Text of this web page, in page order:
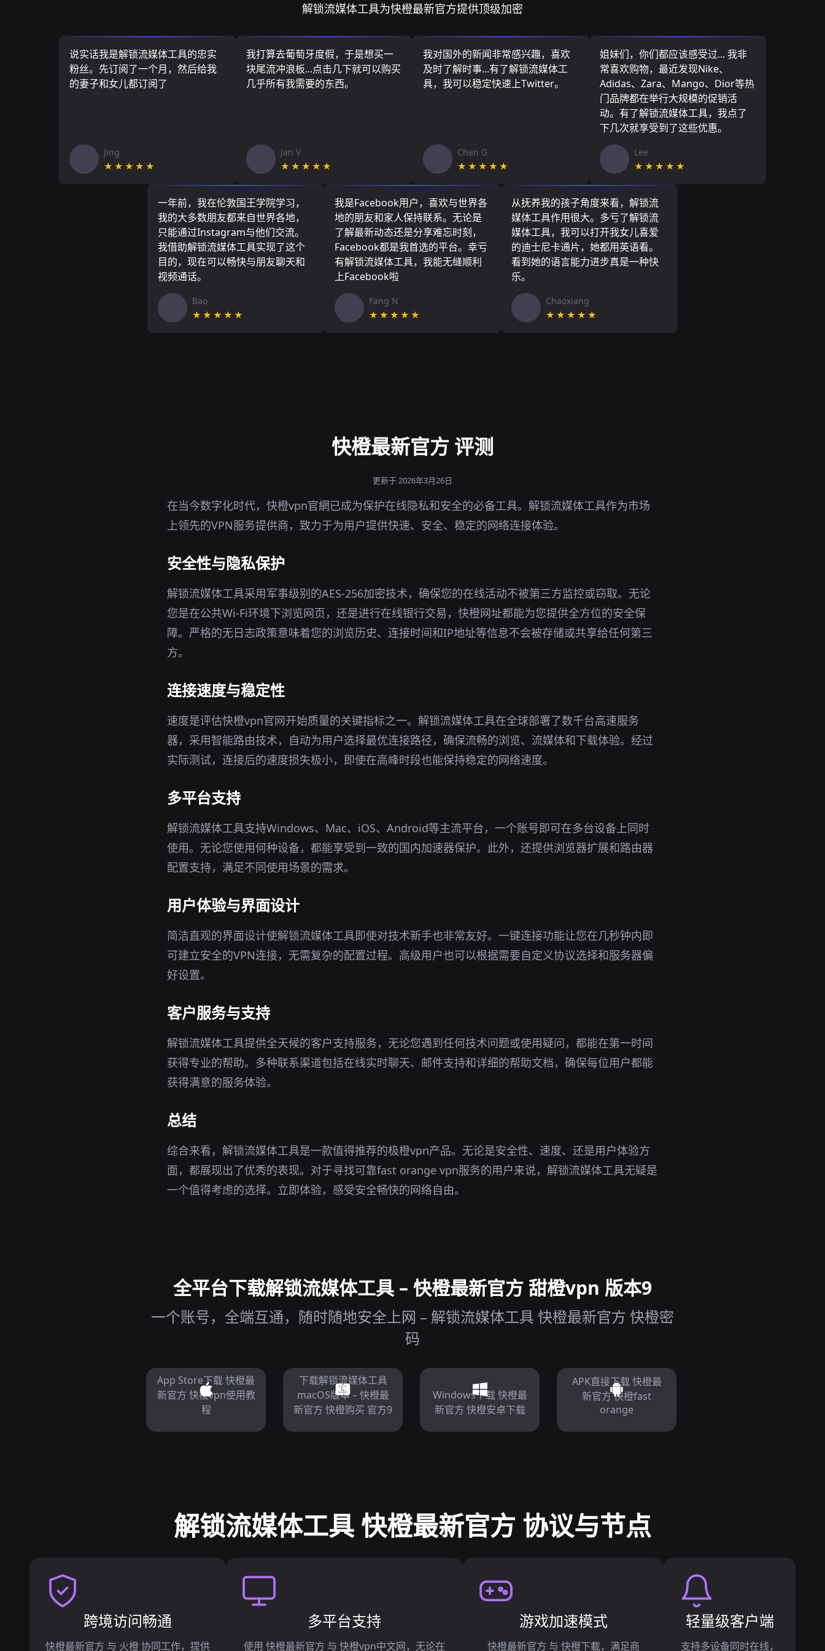
解锁流媒体工具为快橙最新官方提供顶级加密
说实话我是解锁流媒体工具的忠实
粉丝。先订阅了一个月，然后给我
的妻子和女儿都订阅了
Jing
★★★★★
我打算去葡萄牙度假，于是想买一
块尾流冲浪板...点击几下就可以购买
几乎所有我需要的东西。
Jan V
★★★★★
我对国外的新闻非常感兴趣，喜欢
及时了解时事...有了解锁流媒体工
具，我可以稳定快速上Twitter。
Chen G
★★★★★
姐妹们，你们都应该感受过... 我非
常喜欢购物，最近发现Nike、
Adidas、Zara、Mango、Dior等热
门品牌都在举行大规模的促销活
动。有了解锁流媒体工具，我点了
下几次就享受到了这些优惠。
Lee
★★★★★
一年前，我在伦敦国王学院学习，
我的大多数朋友都来自世界各地，
只能通过Instagram与他们交流。
我借助解锁流媒体工具实现了这个
目的，现在可以畅快与朋友聊天和
视频通话。
Bao
★★★★★
我是Facebook用户，喜欢与世界各
地的朋友和家人保持联系。无论是
了解最新动态还是分享难忘时刻，
Facebook都是我首选的平台。幸亏
有解锁流媒体工具，我能无缝顺利
上Facebook啦
Fang N
★★★★★
从抚养我的孩子角度来看，解锁流
媒体工具作用很大。多亏了解锁流
媒体工具，我可以打开我女儿喜爱
的迪士尼卡通片，她都用英语看。
看到她的语言能力进步真是一种快
乐。
Chaoxiang
★★★★★
快橙最新官方 评测
更新于 2026年3月26日
在当今数字化时代，快橙vpn官網已成为保护在线隐私和安全的必备工具。解锁流媒体工具作为市场
上领先的VPN服务提供商，致力于为用户提供快速、安全、稳定的网络连接体验。
安全性与隐私保护
解锁流媒体工具采用军事级别的AES-256加密技术，确保您的在线活动不被第三方监控或窃取。无论
您是在公共Wi-Fi环境下浏览网页，还是进行在线银行交易，快橙网址都能为您提供全方位的安全保
障。严格的无日志政策意味着您的浏览历史、连接时间和IP地址等信息不会被存储或共享给任何第三
方。
连接速度与稳定性
速度是评估快橙vpn官网开始质量的关键指标之一。解锁流媒体工具在全球部署了数千台高速服务
器，采用智能路由技术，自动为用户选择最优连接路径，确保流畅的浏览、流媒体和下载体验。经过
实际测试，连接后的速度损失极小，即使在高峰时段也能保持稳定的网络速度。
多平台支持
解锁流媒体工具支持Windows、Mac、iOS、Android等主流平台，一个账号即可在多台设备上同时
使用。无论您使用何种设备，都能享受到一致的国内加速器保护。此外，还提供浏览器扩展和路由器
配置支持，满足不同使用场景的需求。
用户体验与界面设计
简洁直观的界面设计使解锁流媒体工具即使对技术新手也非常友好。一键连接功能让您在几秒钟内即
可建立安全的VPN连接，无需复杂的配置过程。高级用户也可以根据需要自定义协议选择和服务器偏
好设置。
客户服务与支持
解锁流媒体工具提供全天候的客户支持服务，无论您遇到任何技术问题或使用疑问，都能在第一时间
获得专业的帮助。多种联系渠道包括在线实时聊天、邮件支持和详细的帮助文档，确保每位用户都能
获得满意的服务体验。
总结
综合来看，解锁流媒体工具是一款值得推荐的极橙vpn产品。无论是安全性、速度、还是用户体验方
面，都展现出了优秀的表现。对于寻找可靠fast orange vpn服务的用户来说，解锁流媒体工具无疑是
一个值得考虑的选择。立即体验，感受安全畅快的网络自由。
全平台下载解锁流媒体工具 – 快橙最新官方 甜橙vpn 版本9
一个账号，全端互通，随时随地安全上网 – 解锁流媒体工具 快橙最新官方 快橙密
码
App Store下载 快橙最
新官方 快橙vpn使用教
程
下载解锁流媒体工具
macOS版本 – 快橙最
新官方 快橙购买 官方9
Windows下载 快橙最
新官方 快橙安卓下载
APK直接下载 快橙最
新官方 快橙fast
orange
解锁流媒体工具 快橙最新官方 协议与节点
跨境访问畅通
快橙最新官方 与 火橙 协同工作，提供
多平台支持
使用 快橙最新官方 与 快橙vpn中文网，无论在
游戏加速模式
快橙最新官方 与 快橙下載，满足商
轻量级客户端
支持多设备同时在线，